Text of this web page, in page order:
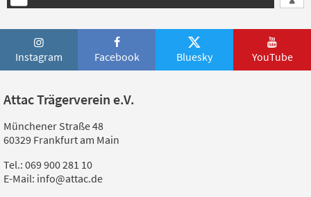
Instagram Facebook Bluesky YouTube
Attac Trägerverein e.V.
Münchener Straße 48
60329 Frankfurt am Main
Tel.: 069 900 281 10
E-Mail: info@attac.de